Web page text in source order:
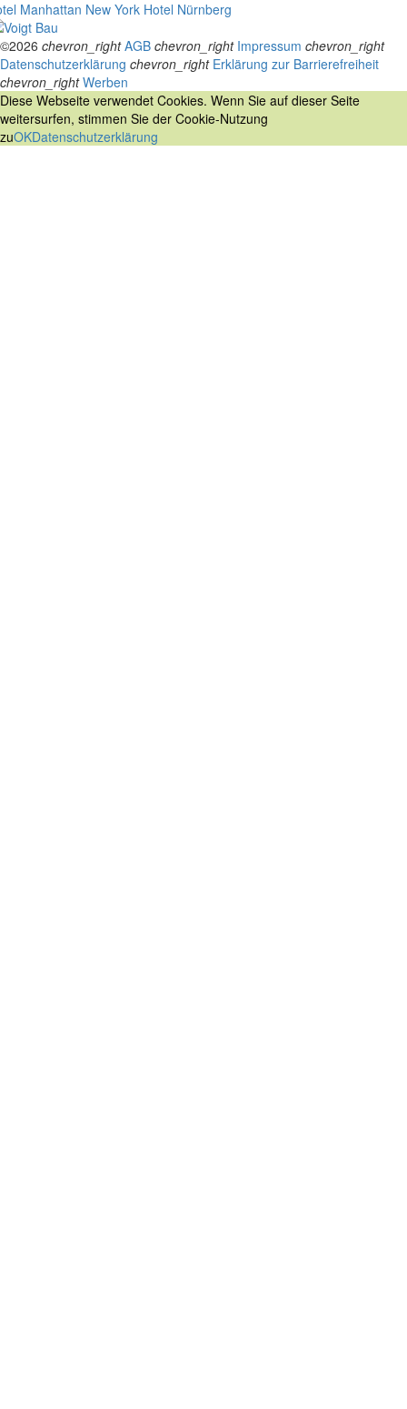
Manhattan New York Hotel Nürnberg
©2026 chevron_right AGB chevron_right Impressum chevron_right
Datenschutzerklärung chevron_right Erklärung zur Barrierefreiheit
chevron_right Werben
Diese Webseite verwendet Cookies. Wenn Sie auf dieser Seite
weitersurfen, stimmen Sie der Cookie-Nutzung
zuOKDatenschutzerklärung